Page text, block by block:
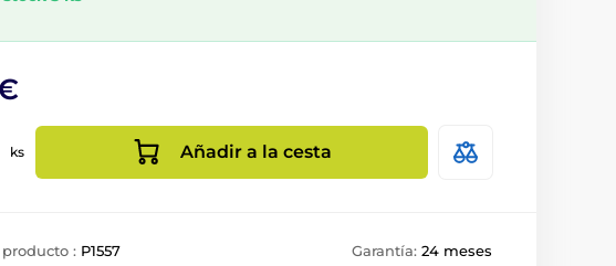
ks Añadir a la cesta
: P1557 Garantía: 24 meses